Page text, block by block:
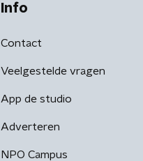
Info
Contact
Veelgestelde vragen
App de studio
Adverteren
NPO Campus